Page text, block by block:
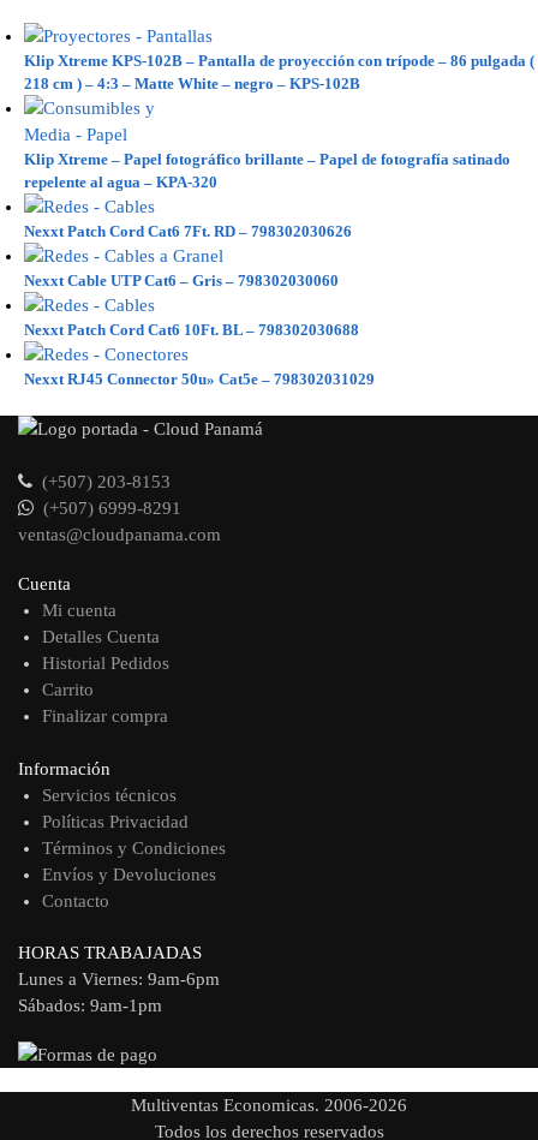
Klip Xtreme KPS-102B – Pantalla de proyección con trípode – 86 pulgada (
218 cm ) – 4:3 – Matte White – negro – KPS-102B
Klip Xtreme – Papel fotográfico brillante – Papel de fotografía satinado
repelente al agua – KPA-320
Nexxt Patch Cord Cat6 7Ft. RD – 798302030626
Nexxt Cable UTP Cat6 – Gris – 798302030060
Nexxt Patch Cord Cat6 10Ft. BL – 798302030688
Nexxt RJ45 Connector 50u» Cat5e – 798302031029
(+507) 203-8153
(+507) 6999-8291
ventas@cloudpanama.com
Cuenta
Mi cuenta
Detalles Cuenta
Historial Pedidos
Carrito
Finalizar compra
Información
Servicios técnicos
Políticas Privacidad
Términos y Condiciones
Envíos y Devoluciones
Contacto
HORAS TRABAJADAS
Lunes a Viernes: 9am-6pm
Sábados: 9am-1pm
Multiventas Economicas. 2006-2026
Todos los derechos reservados